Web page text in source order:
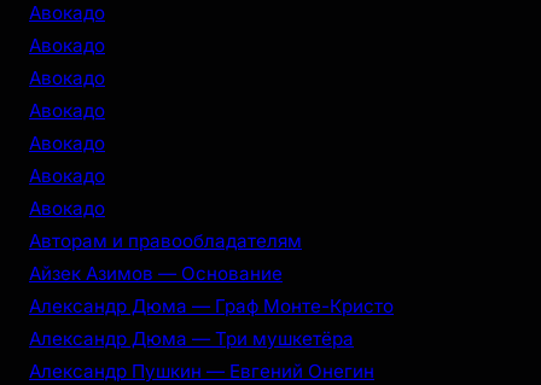
Авокадо
Авокадо
Авокадо
Авокадо
Авокадо
Авокадо
Авокадо
Авторам и правообладателям
Айзек Азимов — Основание
Александр Дюма — Граф Монте-Кристо
Александр Дюма — Три мушкетёра
Александр Пушкин — Евгений Онегин